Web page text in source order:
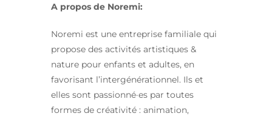
A propos de Noremi:
Noremi est une entreprise familiale qui
propose des activités artistiques &
nature pour enfants et adultes, en
favorisant l’intergénérationnel. Ils et
elles sont passionné·es par toutes
formes de créativité : animation,